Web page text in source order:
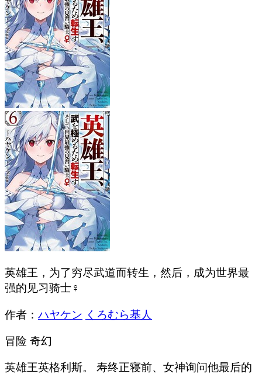
英雄王，为了穷尽武道而转生，然后，成为世界最
强的见习骑士♀
作者： ハヤケン くろむら基人
冒险 奇幻
英雄王英格利斯。 寿终正寝前、女神询问他最后的